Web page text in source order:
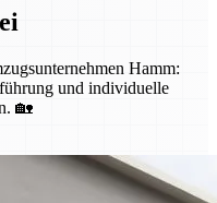
Hamm:
und individuelle
🏡